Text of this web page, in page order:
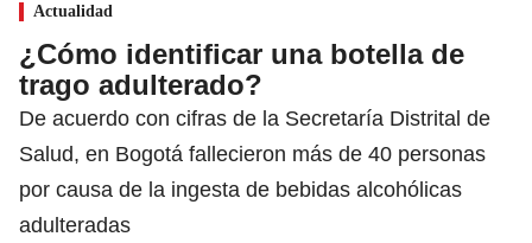
Actualidad
¿Cómo identificar una botella de
trago adulterado?
De acuerdo con cifras de la Secretaría Distrital de
Salud, en Bogotá fallecieron más de 40 personas
por causa de la ingesta de bebidas alcohólicas
adulteradas